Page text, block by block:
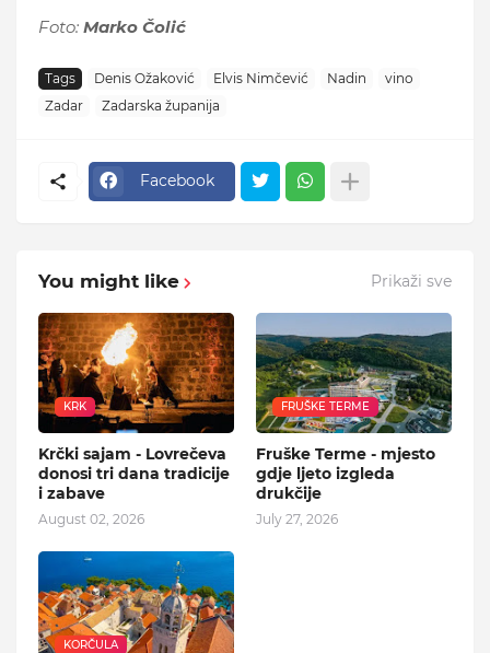
Foto: Marko Čolić
Tags Denis Ožaković Elvis Nimčević Nadin
vino
Zadar
Zadarska županija
Facebook
You might like Prikaži sve
KRK
Krčki sajam - Lovrečeva
donosi tri dana tradicije
i zabave
August 02, 2026
FRUŠKE TERME
Fruške Terme - mjesto
gdje ljeto izgleda
drukčije
July 27, 2026
KORČULA